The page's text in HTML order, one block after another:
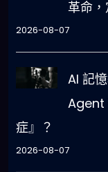
革命
2026-08-07
AI 記
Agent
症』？
2026-08-07